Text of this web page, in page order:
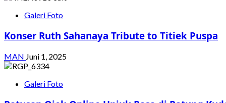
Galeri Foto
Konser Ruth Sahanaya Tribute to Titiek Puspa
MAN Juni 1, 2025
Galeri Foto